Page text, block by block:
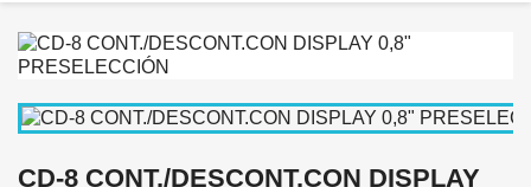
CD-8 CONT./DESCONT.CON DISPLAY